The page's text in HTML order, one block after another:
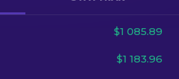
FR
$1 085.89
$1 183.96